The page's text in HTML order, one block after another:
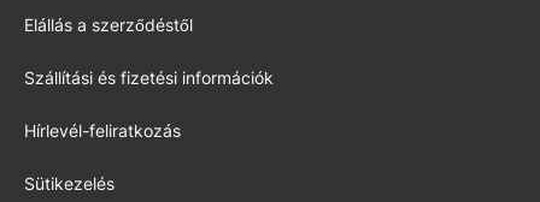
Elállás a szerződéstől
Szállítási és fizetési információk
Hírlevél-feliratkozás
Sütikezelés